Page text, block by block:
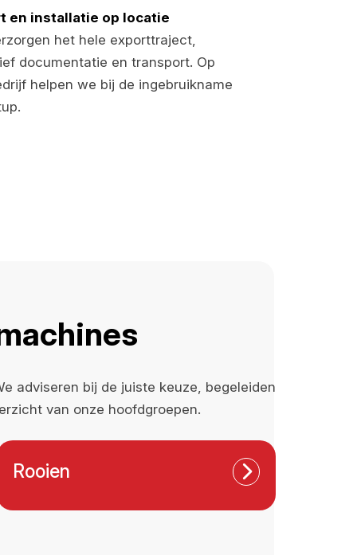
en installatie op locatie
het hele exporttraject,
documentatie en transport. Op
helpen we bij de ingebruikname
adviseren bij de juiste keuze, begeleiden
van onze hoofdgroepen.
Rooien